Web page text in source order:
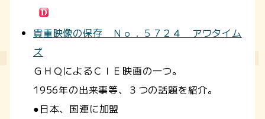
貴重映像の保存 Ｎｏ．５７２４ アワタイム
ズ
ＧＨＱによるＣＩＥ映画の一つ。
1956年の出来事等、３つの話題を紹介。
●日本、国連に加盟